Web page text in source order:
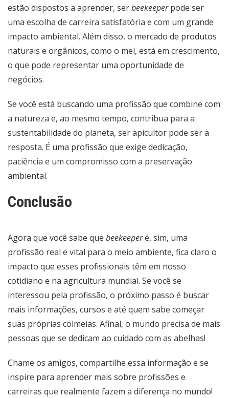
estão dispostos a aprender, serbeekeeperpode ser
uma escolha de carreira satisfatória e com um grande
impacto ambiental. Além disso, o mercado de produtos
naturais e orgânicos, como o mel, está em crescimento,
o que pode representar uma oportunidade de
negócios.
Se você está buscando uma profissão que combine com
a natureza e, ao mesmo tempo, contribua para a
sustentabilidade do planeta, ser apicultor pode ser a
resposta. É uma profissão que exige dedicação,
paciência e um compromisso com a preservação
ambiental.
Conclusão
Agora que você sabe que beekeeperé, sim, uma
profissão real e vital para o meio ambiente, fica claro o
impacto que esses profissionais têm em nosso
cotidiano e na agricultura mundial. Se você se
interessou pela profissão, o próximo passo é buscar
mais informações, cursos e até quem sabe começar
suas próprias colmeias. Afinal, o mundo precisa de mais
pessoas que se dedicam ao cuidado com as abelhas!
Chame os amigos, compartilhe essa informação e se
inspire para aprender mais sobre profissões e
carreiras que realmente fazem a diferença no mundo!